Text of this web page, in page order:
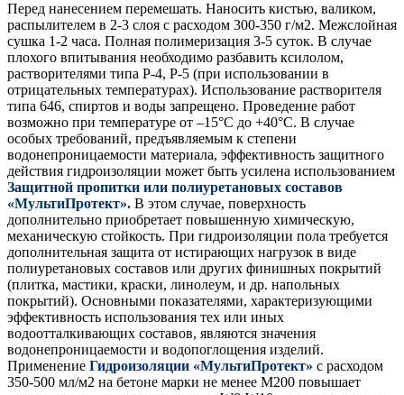
Перед нанесением перемешать. Наносить кистью, валиком,
распылителем в 2-3 слоя с расходом 300-350 г/м2. Межслойная
сушка 1-2 часа. Полная полимеризация 3-5 суток. В случае
плохого впитывания необходимо разбавить ксилолом,
растворителями типа Р-4, Р-5 (при использовании в
отрицательных температурах). Использование растворителя
типа 646, спиртов и воды запрещено. Проведение работ
возможно при температуре от –15°С до +40°С. В случае
особых требований, предъявляемым к степени
водонепроницаемости материала, эффективность защитного
действия гидроизоляции может быть усилена использованием
Защитной пропитки или полиуретановых составов
«МультиПротект». В этом случае, поверхность
дополнительно приобретает повышенную химическую,
механическую стойкость. При гидроизоляции пола требуется
дополнительная защита от истирающих нагрузок в виде
полиуретановых составов или других финишных покрытий
(плитка, мастики, краски, линолеум, и др. напольных
покрытий). Основными показателями, характеризующими
эффективность использования тех или иных
водоотталкивающих составов, являются значения
водонепроницаемости и водопоглощения изделий.
Применение Гидроизоляции «МультиПротект» с расходом
350-500 мл/м2 на бетоне марки не менее М200 повышает